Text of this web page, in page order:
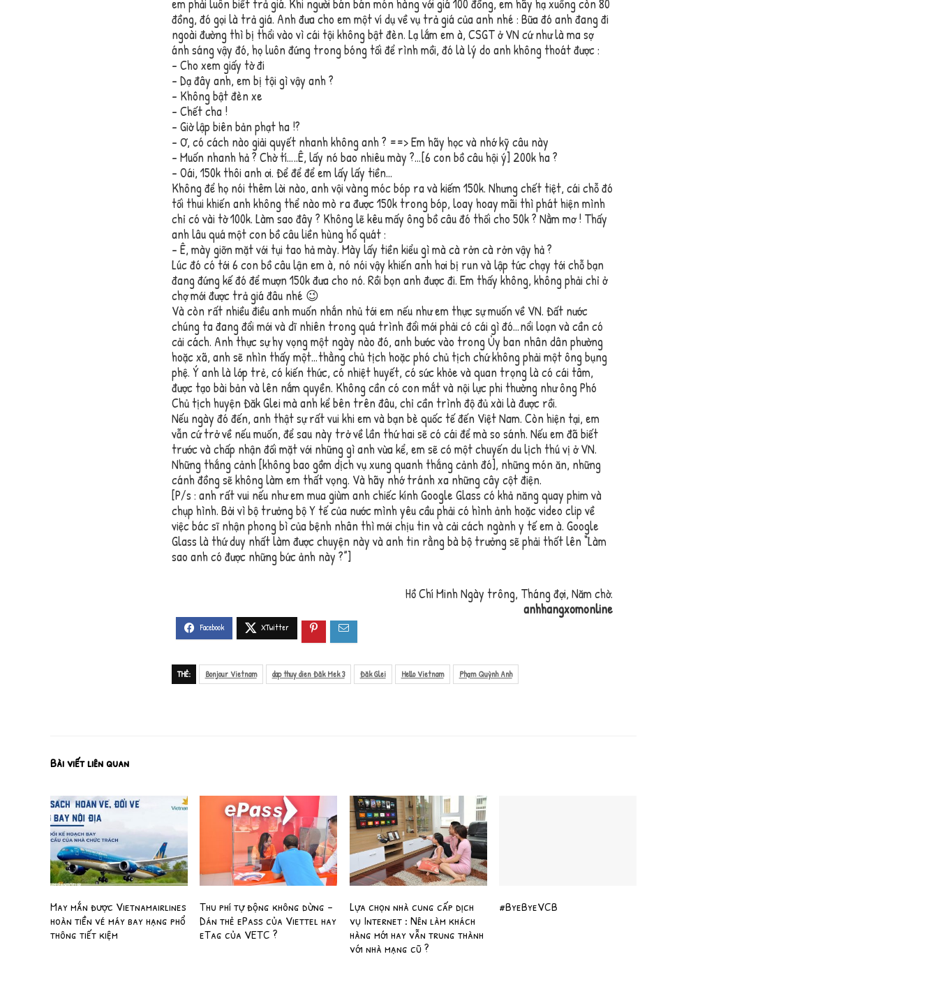
em phải luôn biết trả giá. Khi người bán bán món hàng với giá 100 đồng, em hãy hạ xuống còn 80
đồng, đó gọi là trả giá. Anh đưa cho em một ví dụ về vụ trả giá của anh nhé : Bữa đó anh đang đi
ngoài đường thì bị thổi vào vì cái tội không bật đèn. Lạ lắm em à, CSGT ở VN cứ như là ma sợ
ánh sáng vậy đó, họ luôn đứng trong bóng tối để rình mồi, đó là lý do anh không thoát được :
– Cho xem giấy tờ đi
– Dạ đây anh, em bị tội gì vậy anh ?
– Không bật đèn xe
– Chết cha !
– Giờ lập biên bản phạt ha !?
– Ơ, có cách nào giải quyết nhanh không anh ? ==> Em hãy học và nhớ kỹ câu này
– Muốn nhanh hả ? Chờ tí…..Ê, lấy nó bao nhiêu mày ?…[6 con bồ câu hội ý] 200k ha ?
– Oái, 150k thôi anh ơi. Để để để em lấy lấy tiền…
Không để họ nói thêm lời nào, anh vội vàng móc bóp ra và kiếm 150k. Nhưng chết tiệt, cái chỗ đó
tối thui khiến anh không thể nào mò ra được 150k trong bóp, loay hoay mãi thì phát hiện mình
chỉ có vài tờ 100k. Làm sao đây ? Không lẽ kêu mấy ông bồ câu đó thối cho 50k ? Nằm mơ ! Thấy
anh lâu quá một con bồ câu liền hùng hổ quát :
– Ê, mày giỡn mặt với tụi tao hả mày. Mày lấy tiền kiểu gì mà cà rởn cà rởn vậy hả ?
Lúc đó có tới 6 con bồ câu lận em à, nó nói vậy khiến anh hơi bị run và lập tức chạy tới chỗ bạn
đang đứng kế đó để mượn 150k đưa cho nó. Rồi bọn anh được đi. Em thấy không, không phải chỉ ở
chợ mới được trả giá đâu nhé 😉
Và còn rất nhiều điều anh muốn nhắn nhủ tới em nếu như em thực sự muốn về VN. Đất nước
chúng ta đang đổi mới và dĩ nhiên trong quá trình đổi mới phải có cái gì đó…nổi loạn và cần có
cải cách. Anh thực sự hy vọng một ngày nào đó, anh bước vào trong Ủy ban nhân dân phường
hoặc xã, anh sẽ nhìn thấy một…thằng chủ tịch hoặc phó chủ tịch chứ không phải một ông bụng
phệ. Ý anh là lớp trẻ, có kiến thức, có nhiệt huyết, có sức khỏe và quan trọng là có cái tâm,
được tạo bài bản và lên nắm quyền. Không cần có con mắt và nội lực phi thường như ông Phó
Chủ tịch huyện Đăk Glei mà anh kể bên trên đâu, chỉ cần trình độ đủ xài là được rồi.
Nếu ngày đó đến, anh thật sự rất vui khi em và bạn bè quốc tế đến Việt Nam. Còn hiện tại, em
vẫn cứ trở về nếu muốn, để sau này trở về lần thứ hai sẽ có cái để mà so sánh. Nếu em đã biết
trước và chấp nhận đối mặt với những gì anh vừa kể, em sẽ có một chuyến du lịch thú vị ở VN.
Những thắng cảnh [không bao gồm dịch vụ xung quanh thắng cảnh đó], những món ăn, những
cánh đồng sẽ không làm em thất vọng. Và hãy nhớ tránh xa những cây cột điện.
[P/s : anh rất vui nếu như em mua giùm anh chiếc kính Google Glass có khả năng quay phim và
chụp hình. Bởi vì bộ trưởng bộ Y tế của nước mình yêu cầu phải có hình ảnh hoặc video clip về
việc bác sĩ nhận phong bì của bệnh nhân thì mới chịu tin và cải cách ngành y tế em à. Google
Glass là thứ duy nhất làm được chuyện này và anh tin rằng bà bộ trưởng sẽ phải thốt lên “Làm
sao anh có được những bức ảnh này ?”]
Hồ Chí Minh Ngày trông, Tháng đợi, Năm chờ.
anhhangxomonline
THẺ: Bonjour Vietnam dap thuy dien Đăk Mek 3 Đăk Glei Hello Vietnam Phạm Quỳnh Anh
Bài viết liên quan
May mắn được Vietnamairlines
hoàn tiền vé máy bay hạng phổ
thông tiết kiệm
Thu phí tự động không dừng –
Dán thẻ ePass của Viettel hay
eTag của VETC ?
Lựa chọn nhà cung cấp dịch
vụ Internet : Nên làm khách
hàng mới hay vẫn trung thành
với nhà mạng cũ ?
#ByeByeVCB